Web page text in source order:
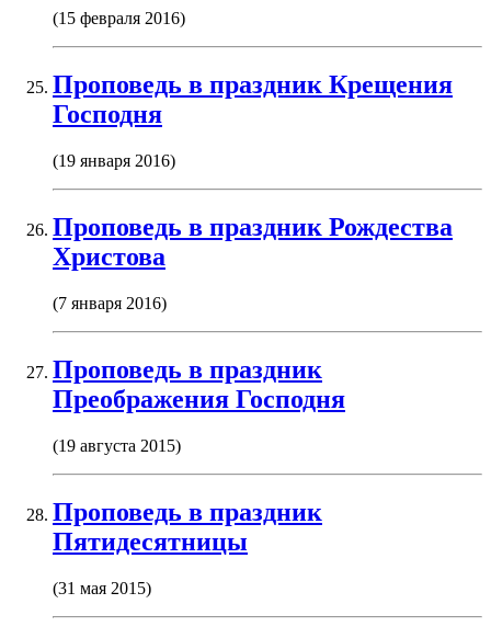
(15 февраля 2016)
Проповедь в праздник Крещения
Господня
(19 января 2016)
Проповедь в праздник Рождества
Христова
(7 января 2016)
Проповедь в праздник
Преображения Господня
(19 августа 2015)
Проповедь в праздник
Пятидесятницы
(31 мая 2015)